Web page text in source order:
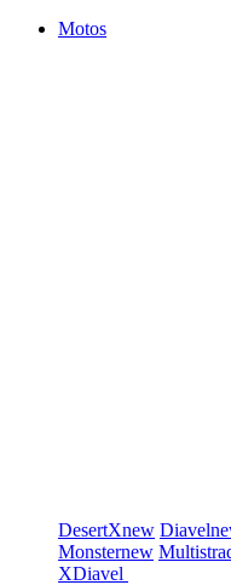
Motos
DesertXnew Diavel
Monsternew
XDiavel